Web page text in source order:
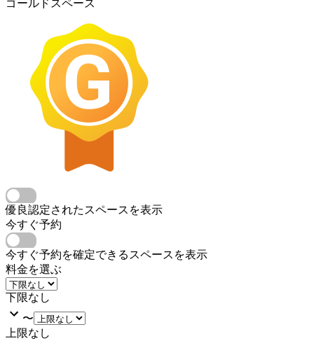
ゴールドスペース
優良認定されたスペースを表示
今すぐ予約
今すぐ予約を確定できるスペースを表示
料金を選ぶ
下限なし
〜
上限なし